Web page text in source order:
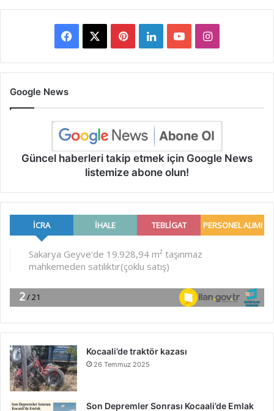
Facebook PinterestLinkedInYouTubeInstagram
Google News
Güncel haberleri takip etmek için Google News
listemize abone olun!
Kocaali’de traktör kazası
26 Temmuz 2025
Son Depremler Sonrası Kocaali’de Emlak